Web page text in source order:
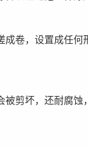
成卷，设置成任何
被剪坏，还耐腐蚀